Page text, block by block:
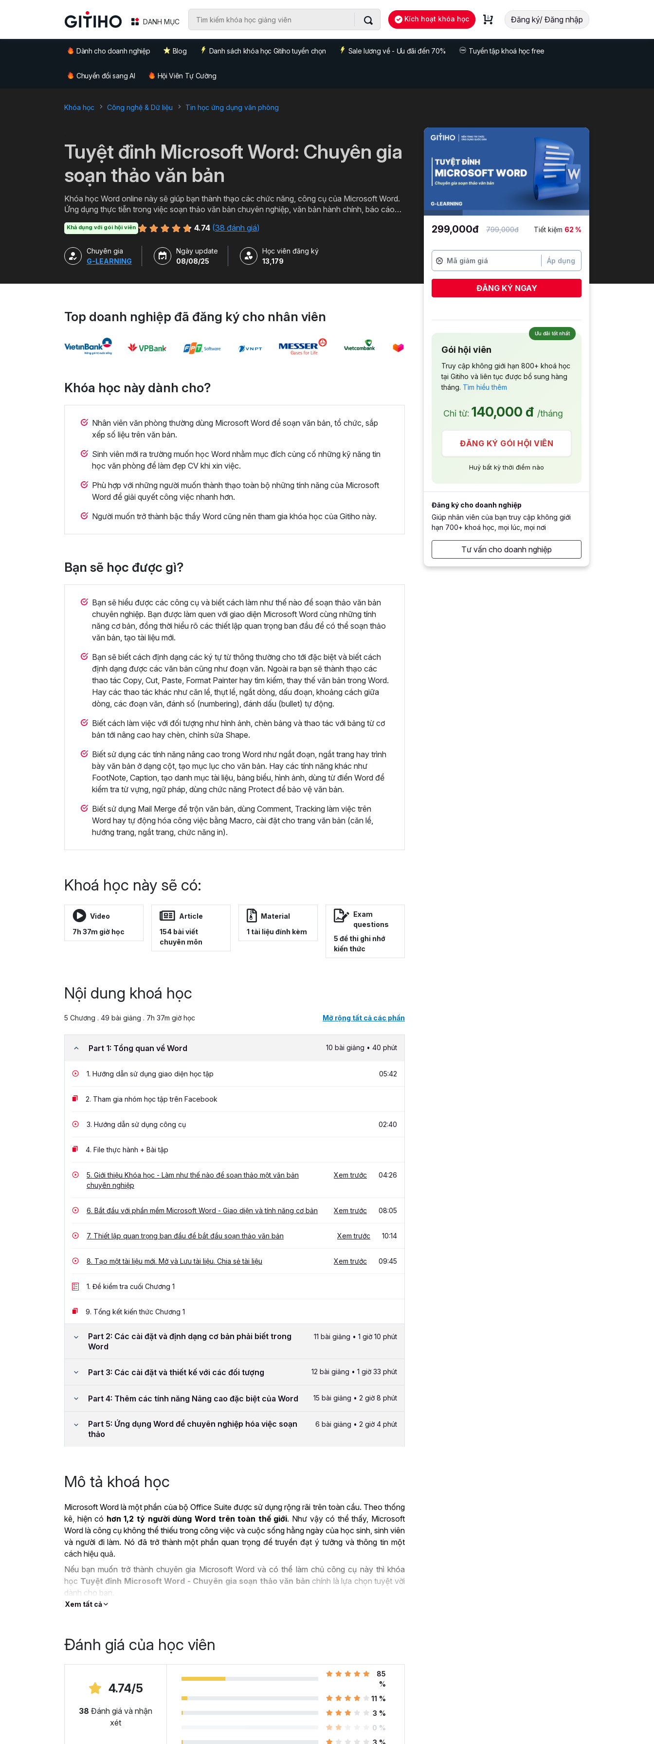
DANH MỤC Kích hoạt khóa học Đăng ký/ Đăng nhập
Dành cho doanh nghiệp Blog Danh sách khóa học Gitiho tuyển chọn Sale lương về - Ưu đãi đến 70% Tuyển tập khoá học free
Chuyển đổi sang AI Hội Viên Tự Cường
Khóa học Công nghệ & Dữ liệu Tin học ứng dụng văn phòng
Tuyệt đỉnh Microsoft Word: Chuyên gia
soạn thảo văn bản
Khóa học Word online này sẽ giúp bạn thành thạo các chức năng, công cụ của Microsoft Word.
Ứng dụng thực tiễn trong việc soạn thảo văn bản chuyên nghiệp, văn bản hành chính, báo cáo
Khả dụng với gói hội viên 4.74 (38 đánh giá)
Chuyên gia
G-LEARNING
Ngày update
08/08/25
Học viên đăng ký
13,179
Top doanh nghiệp đã đăng ký cho nhân viên
Khóa học này dành cho?
Nhân viên văn phòng thường dùng Microsoft Word để soạn văn bản, tổ chức, sắp
xếp số liệu trên văn bản.
Sinh viên mới ra trường muốn học Word nhằm mục đích củng cố những kỹ năng tin
học văn phòng để làm đẹp CV khi xin việc.
Phù hợp với những người muốn thành thạo toàn bộ những tính năng của Microsoft
Word để giải quyết công việc nhanh hơn.
Người muốn trở thành bậc thầy Word cũng nên tham gia khóa học của Gitiho này.
Bạn sẽ học được gì?
Bạn sẽ hiểu được các công cụ và biết cách làm như thế nào để soạn thảo văn bản
chuyên nghiệp. Bạn được làm quen với giao diện Microsoft Word cùng những tính
năng cơ bản, đồng thời hiểu rõ các thiết lập quan trọng ban đầu để có thể soạn thảo
văn bản, tạo tài liệu mới.
Bạn sẽ biết cách định dạng các ký tự từ thông thường cho tới đặc biệt và biết cách
định dạng được các văn bản cũng như đoạn văn. Ngoài ra bạn sẽ thành thạo các
thao tác Copy, Cut, Paste, Format Painter hay tìm kiếm, thay thế văn bản trong Word.
Hay các thao tác khác như căn lề, thụt lề, ngắt dòng, dấu đoạn, khoảng cách giữa
dòng, các đoạn văn, đánh số (numbering), đánh dấu (bullet) tự động.
Biết cách làm việc với đối tượng như hình ảnh, chèn bảng và thao tác với bảng từ cơ
bản tới nâng cao hay chèn, chỉnh sửa Shape.
Biết sử dụng các tính năng nâng cao trong Word như ngắt đoạn, ngắt trang hay trình
bày văn bản ở dạng cột, tạo mục lục cho văn bản. Hay các tính năng khác như
FootNote, Caption, tạo danh mục tài liệu, bảng biểu, hình ảnh, dùng từ điển Word để
kiểm tra từ vựng, ngữ pháp, dùng chức năng Protect để bảo vệ văn bản.
Biết sử dụng Mail Merge để trộn văn bản, dùng Comment, Tracking làm việc trên
Word hay tự động hóa công việc bằng Macro, cài đặt cho trang văn bản (căn lề,
hướng trang, ngắt trang, chức năng in).
Khoá học này sẽ có:
Video
7h 37m giờ học
Article
154 bài viết
chuyên môn
Material
1 tài liệu đính kèm
Exam
questions
5 đề thi ghi nhớ
kiến thức
Nội dung khoá học
5 Chương . 49 bài giảng . 7h 37m giờ học Mở rộng tất cả các phần
Part 1: Tổng quan về Word 10 bài giảng • 40 phút
1. Hướng dẫn sử dụng giao diện học tập 05:42
2. Tham gia nhóm học tập trên Facebook
3. Hướng dẫn sử dụng công cụ 02:40
4. File thực hành + Bài tập
5. Giới thiệu Khóa học - Làm như thế nào để soạn thảo một văn bản
chuyên nghiệp
Xem trước 04:26
6. Bắt đầu với phần mềm Microsoft Word - Giao diện và tính năng cơ bản Xem trước 08:05
7. Thiết lập quan trọng ban đầu để bắt đầu soạn thảo văn bản Xem trước 10:14
8. Tạo một tài liệu mới. Mở và Lưu tài liệu. Chia sẻ tài liệu Xem trước 09:45
1. Đề kiểm tra cuối Chương 1
9. Tổng kết kiến thức Chương 1
Part 2: Các cài đặt và định dạng cơ bản phải biết trong
Word
11 bài giảng • 1 giờ 10 phút
Part 3: Các cài đặt và thiết kế với các đối tượng 12 bài giảng • 1 giờ 33 phút
Part 4: Thêm các tính năng Nâng cao đặc biệt của Word 15 bài giảng • 2 giờ 8 phút
Part 5: Ứng dụng Word để chuyên nghiệp hóa việc soạn
thảo
6 bài giảng • 2 giờ 4 phút
Mô tả khoá học
Microsoft Word là một phần của bộ Office Suite được sử dụng rộng rãi trên toàn cầu. Theo thống
kê, hiện có hơn 1,2 tỷ người dùng Word trên toàn thế giới. Như vậy có thể thấy, Microsoft
Word là công cụ không thể thiếu trong công việc và cuộc sống hằng ngày của học sinh, sinh viên
và người đi làm. Nó đã trở thành một phần quan trọng để truyền đạt ý tưởng và thông tin một
cách hiệu quả.
Nếu bạn muốn trở thành chuyên gia Microsoft Word và có thể làm chủ công cụ này thì khóa
học Tuyệt đỉnh Microsoft Word - Chuyên gia soạn thảo văn bản chính là lựa chọn tuyệt vời
dành cho bạn.
ỨNG DỤNG CỦA MICROSOFT WORD TRONG
Microsoft Word là công cụ làm việc vô cùng quan trọng trong nhiều ngành nghề hiện nay. Nó
cung cấp các tính năng và chức năng hữu ích để soạn thảo, biên tập tài liệu… Có thể kể đến một
Soạn thảo văn bản từ cơ bản đến nâng cao:
văn bản chuyên nghiệp trong nhiều ngành nghề khác nhau như luật, kế toán, giáo dục, hành
chính và nhiều lĩnh vực khác. Với Microsoft Word, người dùng có thể tạo ra các tài liệu chuyên
nghiệp như bài luận, báo cáo, bài giảng, tài liệu giáo dục, bài kiểm tra và hợp đồng.
Microsoft Word cung cấp các tính năng cho phép bạn tạo biển đồ
Xem tất cả
Đánh giá của học viên
4.74/5
38 Đánh giá và nhận
xét
85
%
11 %
3 %
0 %
3 %
299,000đ 799,000đ Tiết kiệm 62 %
Áp dụng
ĐĂNG KÝ NGAY
Ưu đãi tốt nhất
Gói hội viên
Truy cập không giới hạn 800+ khoá học
tại Gitiho và liên tục được bổ sung hàng
tháng. Tìm hiểu thêm
Chỉ từ: 140,000 đ /tháng
ĐĂNG KÝ GÓI HỘI VIÊN
Huỷ bất kỳ thời điểm nào
Đăng ký cho doanh nghiệp
Giúp nhân viên của bạn truy cập không giới
hạn 700+ khoá học, mọi lúc, mọi nơi
Tư vấn cho doanh nghiệp